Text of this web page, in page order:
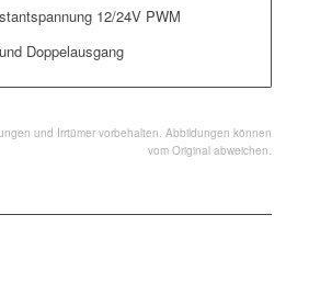
12/24V PWM
Doppelausgang
und Irrtümer vorbehalten. Abbildungen können
vom Original abweichen.